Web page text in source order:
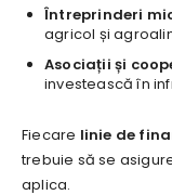
Întreprinderi
agricol și
Asociații și
investească în
Fiecare linie de
trebuie să se
aplica.